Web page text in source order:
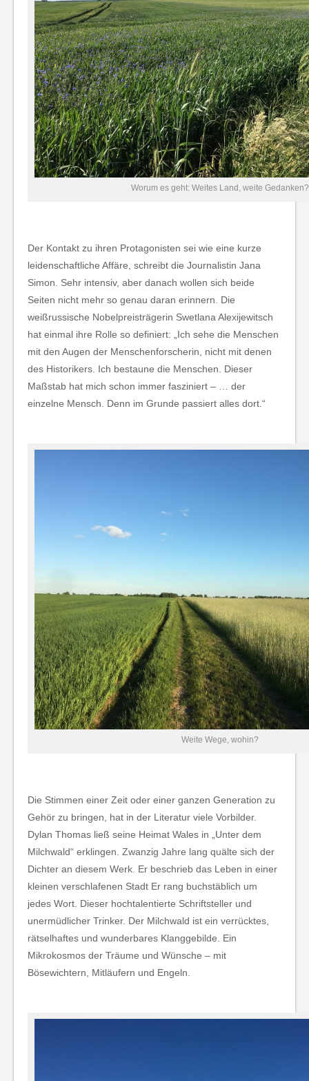
Worum es geht: Weites Land, weite Gedanken?
Der Kontakt zu ihren Protagonisten sei wie eine kurze
leidenschaftliche Affäre, schreibt die Journalistin Jana
Simon. Sehr intensiv, aber danach wollen sich beide
Seiten nicht mehr so genau daran erinnern. Die
weißrussische Nobelpreisträgerin Swetlana Alexijewitsch
hat einmal ihre Rolle so definiert: „Ich sehe die Menschen
mit den Augen der Menschenforscherin, nicht mit denen
des Historikers. Ich bestaune die Menschen. Dieser
Maßstab hat mich schon immer fasziniert – … der
einzelne Mensch. Denn im Grunde passiert alles dort.“
Weite Wege, wohin?
Die Stimmen einer Zeit oder einer ganzen Generation zu
Gehör zu bringen, hat in der Literatur viele Vorbilder.
Dylan Thomas ließ seine Heimat Wales in „Unter dem
Milchwald“ erklingen. Zwanzig Jahre lang quälte sich der
Dichter an diesem Werk. Er beschrieb das Leben in einer
kleinen verschlafenen Stadt Er rang buchstäblich um
jedes Wort. Dieser hochtalentierte Schriftsteller und
unermüdlicher Trinker. Der Milchwald ist ein verrücktes,
rätselhaftes und wunderbares Klanggebilde. Ein
Mikrokosmos der Träume und Wünsche – mit
Bösewichtern, Mitläufern und Engeln.